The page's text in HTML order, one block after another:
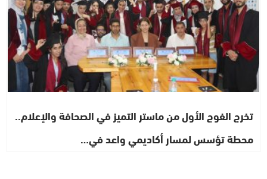
تخرج الفوج الأول من ماستر التميز في الصحافة والإعلام..
محطة تؤسس لمسار أكاديمي واعد في…